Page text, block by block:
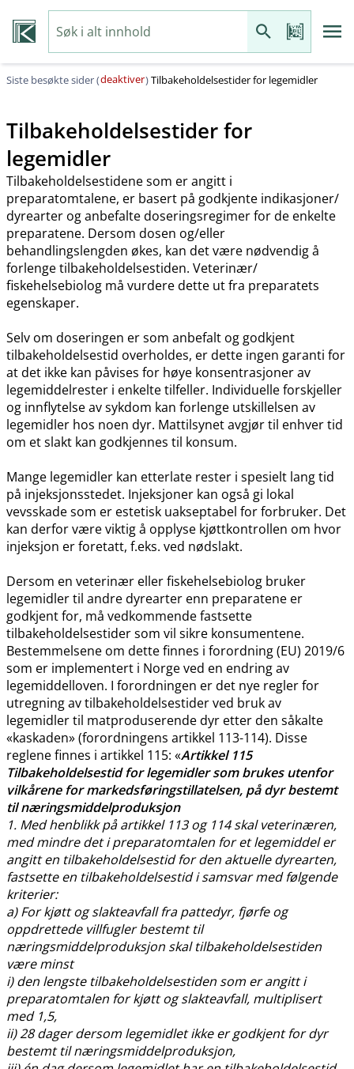
Siste besøkte sider (deaktiver)Tilbakeholdelsestider for legemidler
Tilbakeholdelsestider for
legemidler
Tilbakeholdelsestidene som er angitt i
preparatomtalene, er basert på godkjente indikasjoner​/​
dyrearter og anbefalte doseringsregimer for de enkelte
preparatene. Dersom dosen og​/​eller
behandlingslengden økes, kan det være nødvendig å
forlenge tilbakeholdelsestiden. Veterinær​/​
fiskehelsebiolog må vurdere dette ut fra preparatets
egenskaper.
Selv om doseringen er som anbefalt og godkjent
tilbakeholdelsestid overholdes, er dette ingen garanti for
at det ikke kan påvises for høye konsentrasjoner av
legemiddelrester i enkelte tilfeller. Individuelle forskjeller
og innflytelse av sykdom kan forlenge utskillelsen av
legemidler hos noen dyr. Mattilsynet avgjør til enhver tid
om et slakt kan godkjennes til konsum.
Mange legemidler kan etterlate rester i spesielt lang tid
på injeksjonsstedet. Injeksjoner kan også gi lokal
vevsskade som er estetisk uakseptabel for forbruker. Det
kan derfor være viktig å opplyse kjøttkontrollen om hvor
injeksjon er foretatt, f.eks. ved nødslakt.
Dersom en veterinær eller fiskehelsebiolog bruker
legemidler til andre dyrearter enn preparatene er
godkjent for, må vedkommende fastsette
tilbakeholdelsestider som vil sikre konsumentene.
Bestemmelsene om dette finnes i forordning (EU) 2019/6
som er implementert i Norge ved en endring av
legemiddelloven. I forordningen er det nye regler for
utregning av tilbakeholdelsestider ved bruk av
legemidler til matproduserende dyr etter den såkalte
«kaskaden» (forordningens artikkel 113-114). Disse
reglene finnes i artikkel 115: «Artikkel 115
Tilbakeholdelsestid for legemidler som brukes utenfor
vilkårene for markedsføringstillatelsen, på dyr bestemt
til næringsmiddelproduksjon
1. Med henblikk på artikkel 113 og 114 skal veterinæren,
med mindre det i preparatomtalen for et legemiddel er
angitt en tilbakeholdelsestid for den aktuelle dyrearten,
fastsette en tilbakeholdelsestid i samsvar med følgende
kriterier:
a) For kjøtt og slakteavfall fra pattedyr, fjørfe og
oppdrettede villfugler bestemt til
næringsmiddelproduksjon skal tilbakeholdelsestiden
være minst
i) den lengste tilbakeholdelsestiden som er angitt i
preparatomtalen for kjøtt og slakteavfall, multiplisert
med 1,5,
ii) 28 dager dersom legemidlet ikke er godkjent for dyr
bestemt til næringsmiddelproduksjon,